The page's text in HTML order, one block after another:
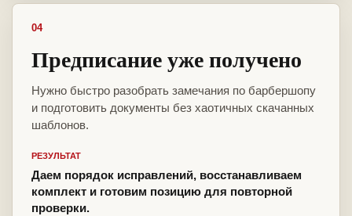
04
Предписание уже получено
Нужно быстро разобрать замечания по барбершопу
и подготовить документы без хаотичных скачанных
шаблонов.
РЕЗУЛЬТАТ
Даем порядок исправлений, восстанавливаем
комплект и готовим позицию для повторной
проверки.